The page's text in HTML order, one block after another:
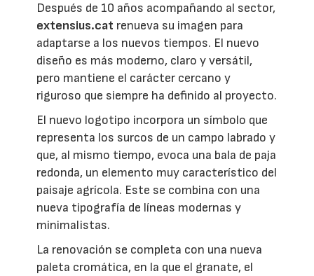
Después de 10 años acompañando al sector,
extensius.cat renueva su imagen para
adaptarse a los nuevos tiempos. El nuevo
diseño es más moderno, claro y versátil,
pero mantiene el carácter cercano y
riguroso que siempre ha definido al proyecto.
El nuevo logotipo incorpora un símbolo que
representa los surcos de un campo labrado y
que, al mismo tiempo, evoca una bala de paja
redonda, un elemento muy característico del
paisaje agrícola. Este se combina con una
nueva tipografía de líneas modernas y
minimalistas.
La renovación se completa con una nueva
paleta cromática, en la que el granate, el